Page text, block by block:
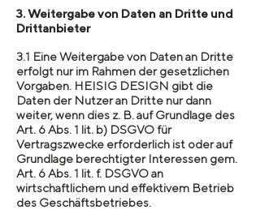
3. Weitergabe von Daten an Dritte und
Drittanbieter
3.1 Eine Weitergabe von Daten an Dritte
erfolgt nur im Rahmen der gesetzlichen
Vorgaben. HEISIG DESIGN gibt die
Daten der Nutzer an Dritte nur dann
weiter, wenn dies z. B. auf Grundlage des
Art. 6 Abs. 1 lit. b) DSGVO für
Vertragszwecke erforderlich ist oder auf
Grundlage berechtigter Interessen gem.
Art. 6 Abs. 1 lit. f. DSGVO an
wirtschaftlichem und effektivem Betrieb
des Geschäftsbetriebes.